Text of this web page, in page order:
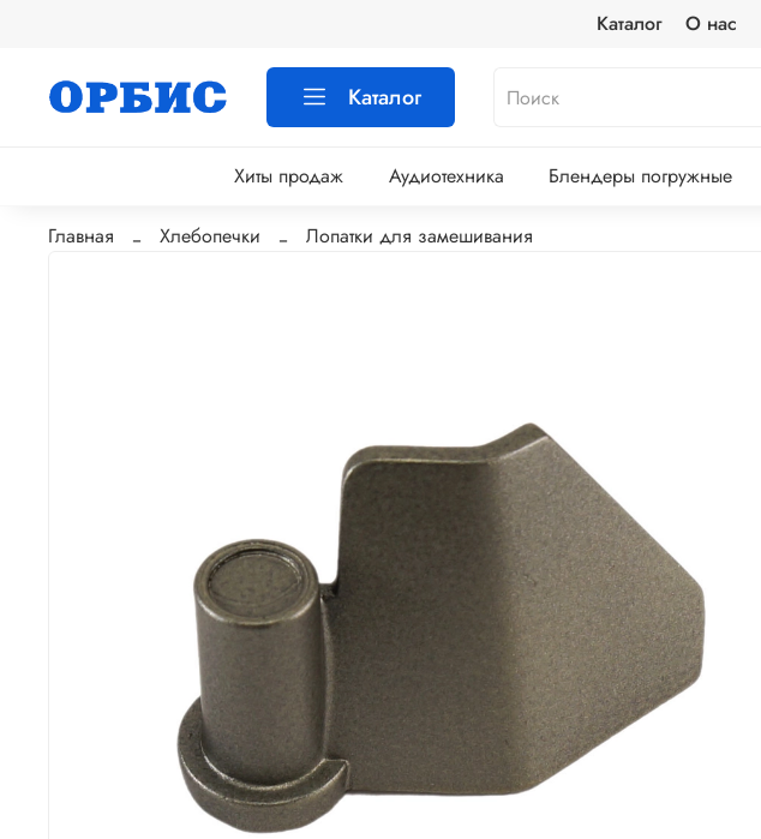
Каталог О нас
Каталог
Хиты продаж Аудиотехника Блендеры погружные
Главная Хлебопечки Лопатки для замешивания